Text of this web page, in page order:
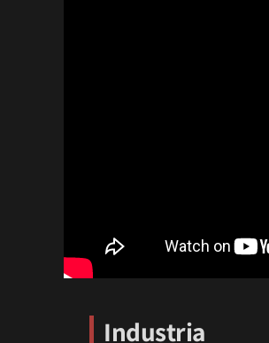
Industria